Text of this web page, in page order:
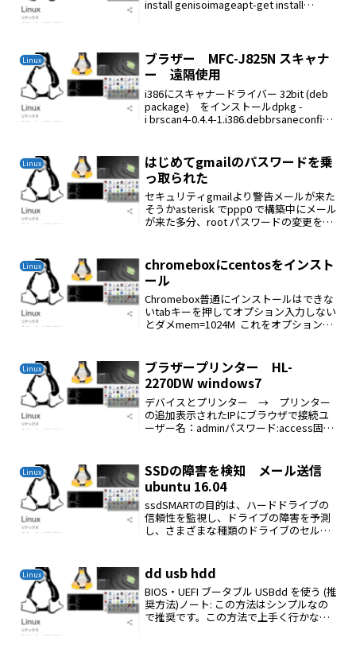
install genisoimageapt-get install
Linux
ブラザー MFC-J825N スキャナ
ー 遠隔使用
i386にスキャナードライバー 32bit (deb
package) をインストールdpkg -
i brscan4-0.4.4-1.i386.debbrsaneconfig4
Linux
はじめてgmailのパスワードを乗
っ取られた
セキュリティgmailより警告メールが来た
そうかasterisk でppp0 で構築中にメール
が来た多分、root パスワードの変更をし
の注意が必要である
Linux
chromeboxにcentosをインスト
ール
Chromebox普通にインストールはできな
いtabキーを押してオプション入力しない
とダメmem=1024M これをオプションに
Linux
ブラザープリンター HL-
2270DW windows7
デバイスとプリンター → プリンター
の追加表示されたIPにブラウザで接続ユ
ーザー名：adminパスワード:access固定
Linux
SSDの障害を検知 メール送信
ubuntu 16.04
ssdSMARTの目的は、ハードドライブの
信頼性を監視し、ドライブの障害を予測
し、さまざまな種類のドライブのセルフ
ログラムで構成されている、smartctlと
sma...
Linux dd usb hdd
BIOS・UEFI ブータブル USBdd を使う (推
奨方法)ノート: この方法はシンプルなの
で推奨です。この方法で上手く行かない